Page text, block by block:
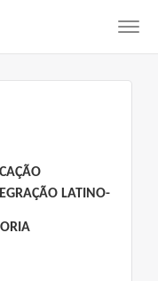
LATINO-